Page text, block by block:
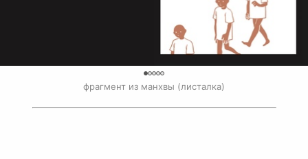
фрагмент из манхвы (листалка)